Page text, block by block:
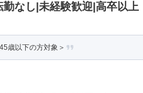
なし|未経験歓迎|高卒以上
歳以下の方対象＞